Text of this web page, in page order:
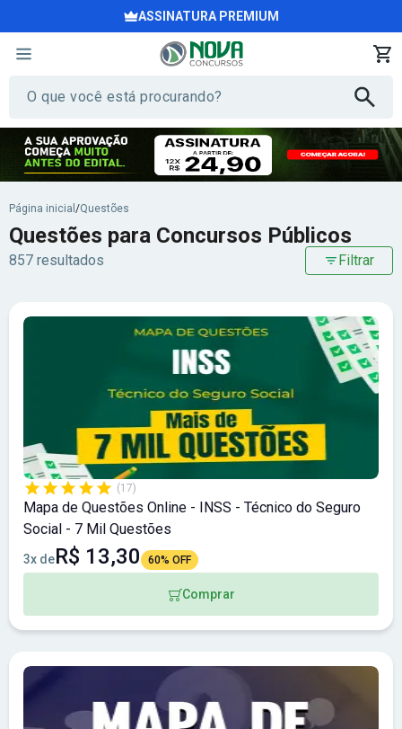
ASSINATURA PREMIUM
Página inicial /Questões
Questões para Concursos Públicos
857 resultados Filtrar
(17)
Mapa de Questões Online - INSS - Técnico do Seguro
Social - 7 Mil Questões
3x deR$ 13,30 60% OFF
Comprar